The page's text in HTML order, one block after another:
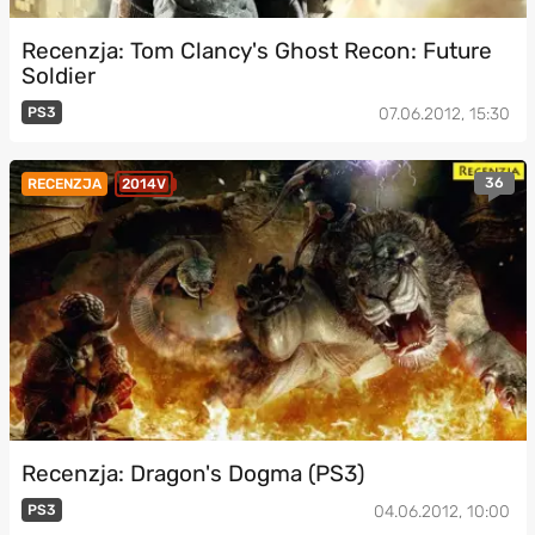
Recenzja: Tom Clancy's Ghost Recon: Future
Soldier
PS3 07.06.2012, 15:30
RECENZJA 2014V 36
Recenzja: Dragon's Dogma (PS3)
PS3 04.06.2012, 10:00